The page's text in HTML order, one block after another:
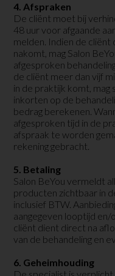
4. Afspraken
De cliënt moet bij
48 uur voor afgaande
melden. Indien de
nakomt, mag Salon
afgesproken
de cliënt meer dan vijf
in de praktijk komt, mag
inkorten op de
bedrag berekenen.
afgesproken tijd in de
afspraak te worden
rekening gebracht.
5. Betaling
Salon BeYou vermeldt
producten zichtbaar in
inclusief BTW.
aangegeven looptijd
cliënt dient direct na
van de behandeling en
6. Geheimhouding